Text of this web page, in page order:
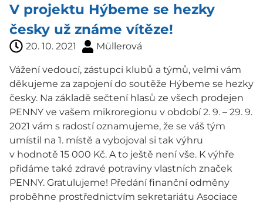
V projektu Hýbeme se hezky
česky už známe vítěze!
20. 10. 2021 Müllerová
Vážení vedoucí, zástupci klubů a týmů, velmi vám
děkujeme za zapojení do soutěže Hýbeme se hezky
česky. Na základě sečtení hlasů ze všech prodejen
PENNY ve vašem mikroregionu v období 2. 9. – 29. 9.
2021 vám s radostí oznamujeme, že se váš tým
umístil na 1. místě a vybojoval si tak výhru
v hodnotě 15 000 Kč. A to ještě není vše. K výhře
přidáme také zdravé potraviny vlastních značek
PENNY. Gratulujeme! Předání finanční odměny
proběhne prostřednictvím sekretariátu Asociace